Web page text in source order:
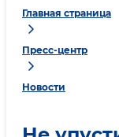
Главная страница
Пресс-центр
Новости